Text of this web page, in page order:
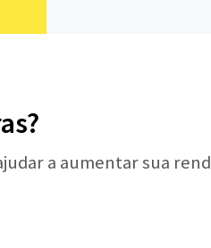
a aumentar sua